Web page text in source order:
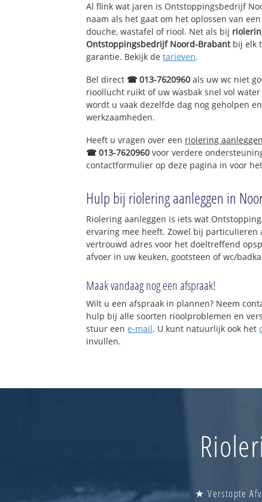
Al flink wat jaren is Ontstoppingsbedrijf
naam als het gaat om het oplossen van
douche, wastafel of riool. Net als bij
Ontstoppingsbedrijf Noord-Brabantbij elk
garantie. Bekijk detarieven.
Bel direct ☎ 013-7620960 als uw wc niet
rioollucht ruikt of uw wasbak snel vol
wordt u vaak dezelfde dag nog geholpen
werkzaamheden.
Heeft u vragen over een riolering
☎ 013-7620960 voor verdere
contactformulier op deze pagina in voor
Hulp bij riolering aanleggen in
Riolering aanleggen is iets wat
ervaring mee heeft. Zowel bij particulieren
vertrouwd adres voor het doeltreffend
afvoer in uw keuken, gootsteen of wc/
Maak vandaag nog een afspraak!
Wilt u een afspraak in plannen? Neem
hulp bij alle soorten rioolproblemen en
stuur eene-mail. U kunt natuurlijk ook het
invullen.
★ Verstopte